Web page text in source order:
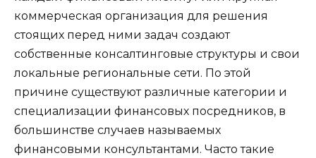
коммерческая организация для решения
стоящих перед ними задач создают
собственные консалтинговые структуры и свои
локальные региональные сети. По этой
причине существуют различные категории и
специализации финансовых посредников, в
большинстве случаев называемых
финансовыми консультантами. Часто такие